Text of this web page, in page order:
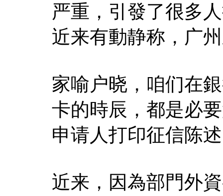
严重，引發了很多
近来有動静称，广
家喻户晓，咱们在
卡的時辰，都是必
申请人打印征信陈
近来，因為部門外